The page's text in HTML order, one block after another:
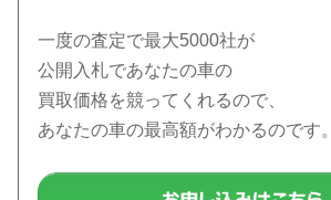
一度の査定で最大5000社が
公開入札であなたの車の
買取価格を競ってくれるので、
あなたの車の最高額がわかるのです。